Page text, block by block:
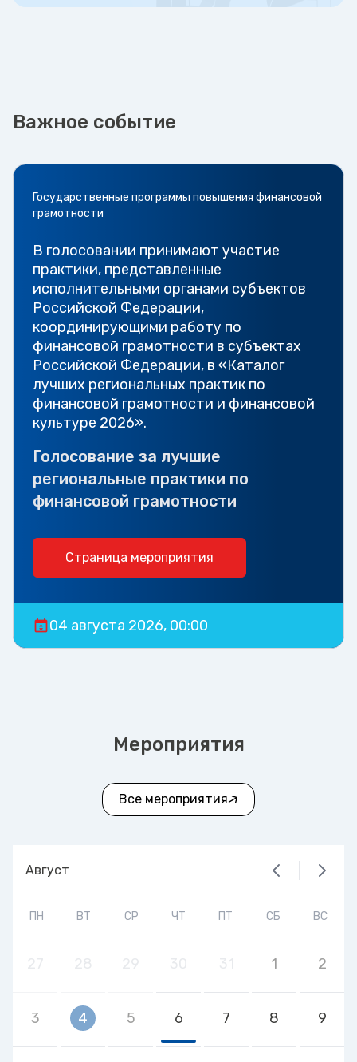
Важное событие
Государственные программы повышения финансовой
грамотности
В голосовании принимают участие
практики, представленные
исполнительными органами субъектов
Российской Федерации,
координирующими работу по
финансовой грамотности в субъектах
Российской Федерации, в «Каталог
лучших региональных практик по
финансовой грамотности и финансовой
культуре 2026».
Голосование за лучшие
региональные практики по
финансовой грамотности
Страница мероприятия
04 августа 2026, 00:00
Мероприятия
Все мероприятия
Август
ПН ВТ СР ЧТ ПТ СБ ВС
1 2
3 4 5 6 7 8 9